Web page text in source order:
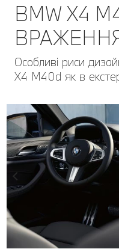
BMW X4
Особливі риси
X4 M40d як в